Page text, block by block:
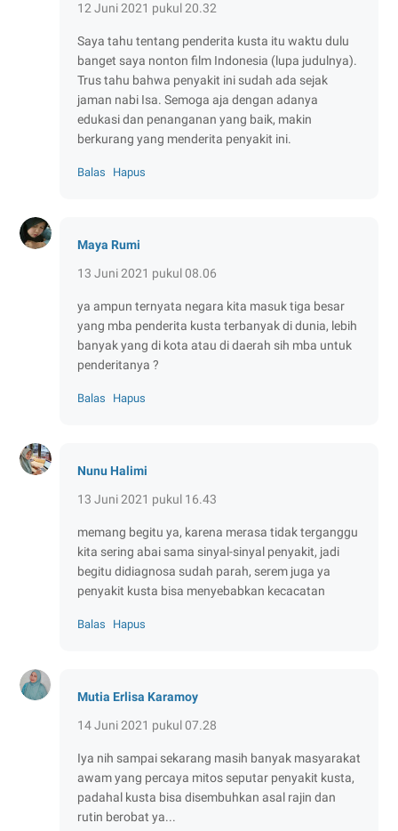
12 Juni 2021 pukul 20.32
Saya tahu tentang penderita kusta itu waktu dulu
banget saya nonton film Indonesia (lupa judulnya).
Trus tahu bahwa penyakit ini sudah ada sejak
jaman nabi Isa. Semoga aja dengan adanya
edukasi dan penanganan yang baik, makin
berkurang yang menderita penyakit ini.
Balas Hapus
Maya Rumi
13 Juni 2021 pukul 08.06
ya ampun ternyata negara kita masuk tiga besar
yang mba penderita kusta terbanyak di dunia, lebih
banyak yang di kota atau di daerah sih mba untuk
penderitanya ?
Balas Hapus
Nunu Halimi
13 Juni 2021 pukul 16.43
memang begitu ya, karena merasa tidak terganggu
kita sering abai sama sinyal-sinyal penyakit, jadi
begitu didiagnosa sudah parah, serem juga ya
penyakit kusta bisa menyebabkan kecacatan
Balas Hapus
Mutia Erlisa Karamoy
14 Juni 2021 pukul 07.28
Iya nih sampai sekarang masih banyak masyarakat
awam yang percaya mitos seputar penyakit kusta,
padahal kusta bisa disembuhkan asal rajin dan
rutin berobat ya...